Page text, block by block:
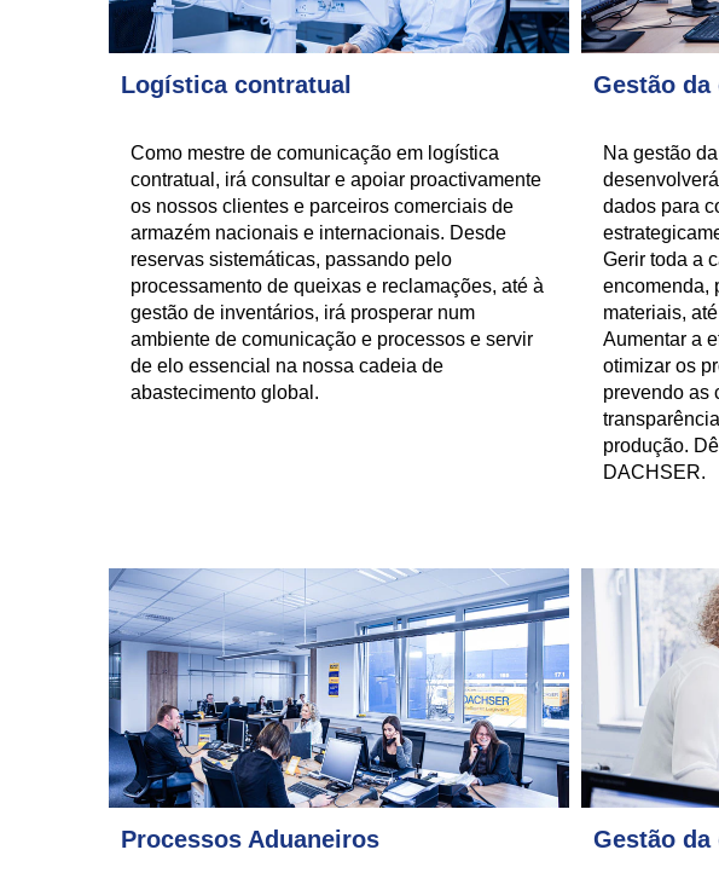
Logística contratual
Como mestre de comunicação em logística
contratual, irá consultar e apoiar proactivamente
os nossos clientes e parceiros comerciais de
armazém nacionais e internacionais. Desde
reservas sistemáticas, passando pelo
processamento de queixas e reclamações, até à
gestão de inventários, irá prosperar num
ambiente de comunicação e processos e servir
de elo essencial na nossa cadeia de
abastecimento global.
Gestão
Na gestão
dados para
Gerir toda a
encomenda,
materiais,
Aumentar a
otimizar os
prevendo as
produção.
DACHSER.
Processos Aduaneiros Gestão